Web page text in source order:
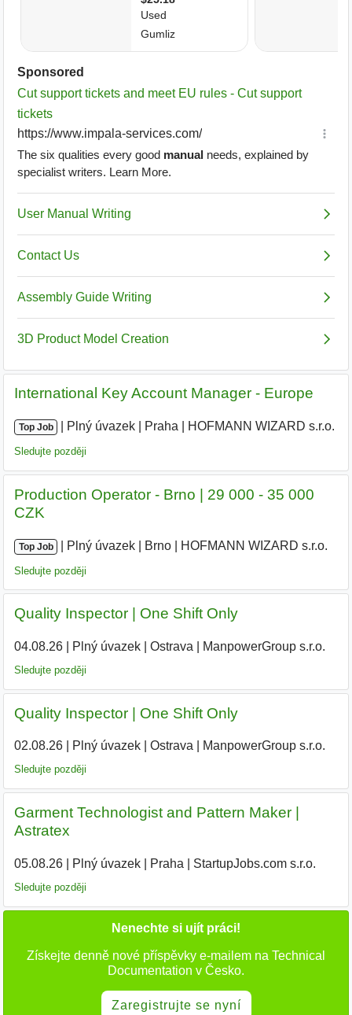
International Key Account Manager - Europe
Top Job Plný úvazek Praha HOFMANN WIZARD s.r.o.
Sledujte později
Production Operator - Brno | 29 000 - 35 000
CZK
Top Job Plný úvazek Brno HOFMANN WIZARD s.r.o.
Sledujte později
Quality Inspector | One Shift Only
04.08.26| Plný úvazek| Ostrava ManpowerGroup s.r.o.
Sledujte později
Quality Inspector | One Shift Only
02.08.26| Plný úvazek| Ostrava ManpowerGroup s.r.o.
Sledujte později
Garment Technologist and Pattern Maker |
Astratex
05.08.26| Plný úvazek| Praha StartupJobs.com s.r.o.
Sledujte později
Nenechte si ujít práci!
Získejte denně nové příspěvky e-mailem na Technical
Documentation v Česko.
Zaregistrujte se nyní